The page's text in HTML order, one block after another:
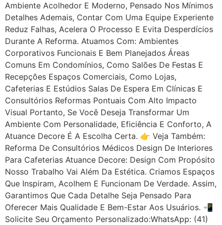
Ambiente Acolhedor E Moderno, Pensado Nos Mínimos
Detalhes Ademais, Contar Com Uma Equipe Experiente
Reduz Falhas, Acelera O Processo E Evita Desperdícios
Durante A Reforma. Atuamos Com: Ambientes
Corporativos Funcionais E Bem Planejados Áreas
Comuns Em Condomínios, Como Salões De Festas E
Recepções Espaços Comerciais, Como Lojas,
Cafeterias E Estúdios Salas De Espera Em Clínicas E
Consultórios Reformas Pontuais Com Alto Impacto
Visual Portanto, Se Você Deseja Transformar Um
Ambiente Com Personalidade, Eficiência E Conforto, A
Atuance Decore É A Escolha Certa. 👉 Veja Também:
Reforma De Consultórios Médicos Design De Interiores
Para Cafeterias Atuance Decore: Design Com Propósito
Nosso Trabalho Vai Além Da Estética. Criamos Espaços
Que Inspiram, Acolhem E Funcionam De Verdade. Assim,
Garantimos Que Cada Detalhe Seja Pensado Para
Oferecer Mais Qualidade E Bem-Estar Aos Usuários. 📲
Solicite Seu Orçamento Personalizado:WhatsApp: (41)